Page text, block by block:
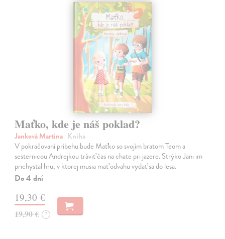
Maťko, kde je náš poklad?
Janková Martina| Kniha
V pokračovaní príbehu bude Maťko so svojím bratom Teom a
sesternicou Andrejkou tráviť čas na chate pri jazere. Strýko Jani im
prichystal hru, v ktorej musia mať odvahu vydať sa do lesa.
Do 4 dní
19,30 €
19,90 € ?